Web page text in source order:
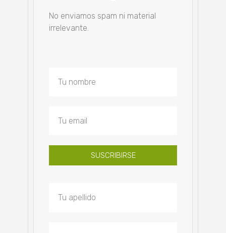
No enviamos spam ni material
irrelevante.
SUSCRIBIRSE